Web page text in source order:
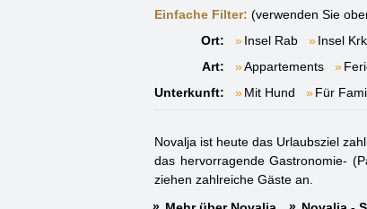
Einfache Filter: (verwenden Sie
Ort:
Insel Rab Insel Krk
Art:
Appartements
Unterkunft:
Mit Hund Für
Novalja ist heute das Urlaubsziel
das hervorragende Gastronomie-
ziehen zahlreiche Gäste an.